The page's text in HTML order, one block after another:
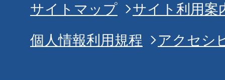
サイトマップ
サイト利用案
個人情報利用規程
アクセシ